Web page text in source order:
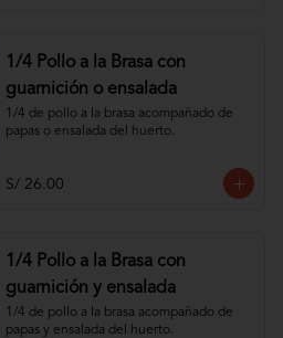
1/4 Pollo a la Brasa con
guarnición o ensalada
1/4 de pollo a la brasa acompañado de
papas o ensalada del huerto.
S/ 26.00
1/4 Pollo a la Brasa con
guarnición y ensalada
1/4 de pollo a la brasa acompañado de
papas y ensalada del huerto.